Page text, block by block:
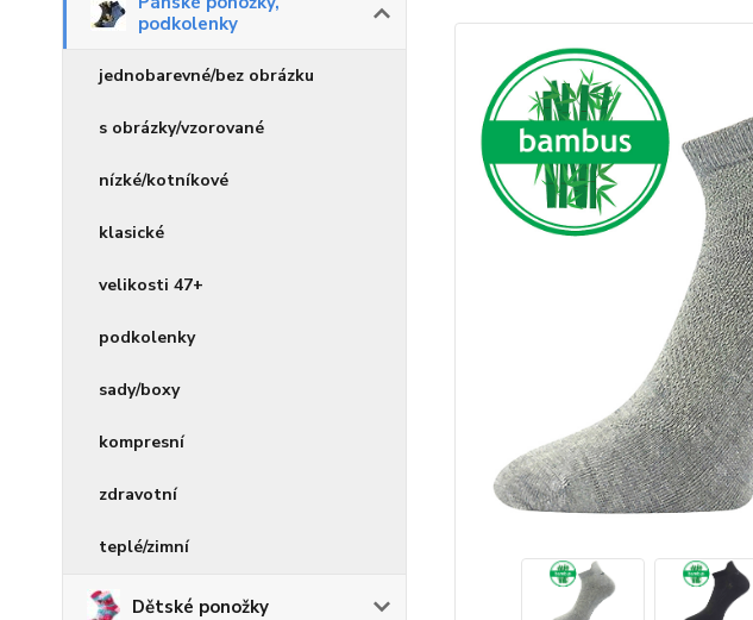
podkolenky
jednobarevné/bez obrázku
s obrázky/vzorované
nízké/kotníkové
klasické
velikosti 47+
podkolenky
sady/boxy
kompresní
zdravotní
teplé/zimní
Dětské ponožky